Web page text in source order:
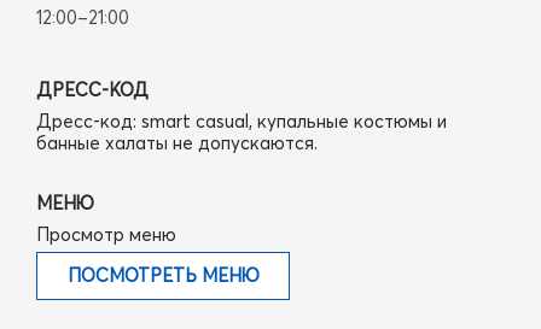
12:00–21:00
ДРЕСС-КОД
Дресс-код: smart casual, купальные костюмы и
банные халаты не допускаются.
МЕНЮ
Просмотр меню
ПОСМОТРЕТЬ МЕНЮ